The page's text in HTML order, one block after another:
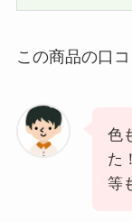
この商品の口
色
た
等